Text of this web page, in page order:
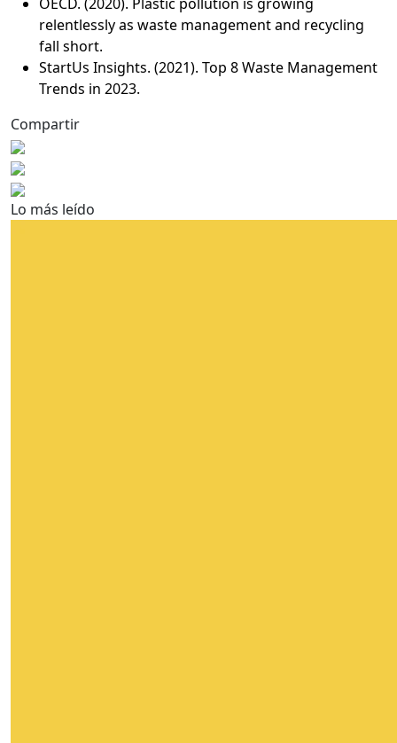
relentlessly as waste management and recycling
fall short.
StartUs Insights. (2021). Top 8 Waste Management
Trends in 2023.
Compartir
Lo más leído